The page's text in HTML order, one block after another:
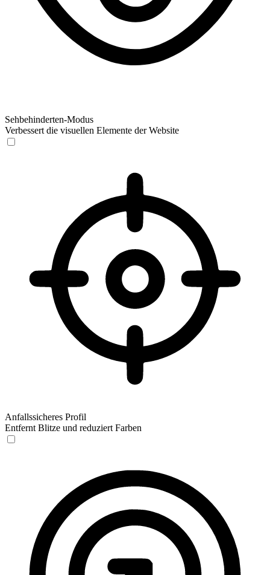
Sehbehinderten-Modus
Verbessert die visuellen Elemente der Website
Anfallssicheres Profil
Entfernt Blitze und reduziert Farben